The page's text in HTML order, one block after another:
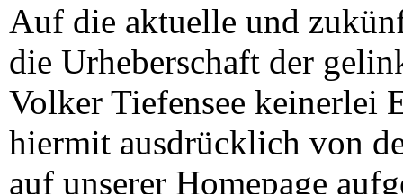
Auf die aktuelle und
die Urheberschaft der
Volker Tiefensee keinerlei
hiermit ausdrücklich von
auf unserer Homepage